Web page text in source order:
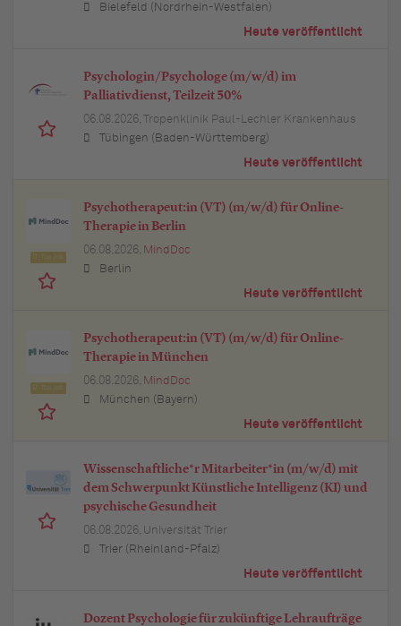
Bielefeld (Nordrhein-Westfalen)
Heute veröffentlicht
Psychologin/Psychologe (m/w/d) im
Palliativdienst, Teilzeit 50%
06.08.2026, Tropenklinik Paul-Lechler Krankenhaus
Tübingen (Baden-Württemberg)
Heute veröffentlicht
Psychotherapeut:in (VT) (m/w/d) für Online-
Therapie in Berlin
06.08.2026, MindDoc
Berlin
Heute veröffentlicht
Psychotherapeut:in (VT) (m/w/d) für Online-
Therapie in München
06.08.2026, MindDoc
München (Bayern)
Heute veröffentlicht
Wissenschaftliche*r Mitarbeiter*in (m/w/d) mit
dem Schwerpunkt Künstliche Intelligenz (KI) und
psychische Gesundheit
06.08.2026, Universität Trier
Trier (Rheinland-Pfalz)
Heute veröffentlicht
Dozent Psychologie für zukünftige Lehraufträge